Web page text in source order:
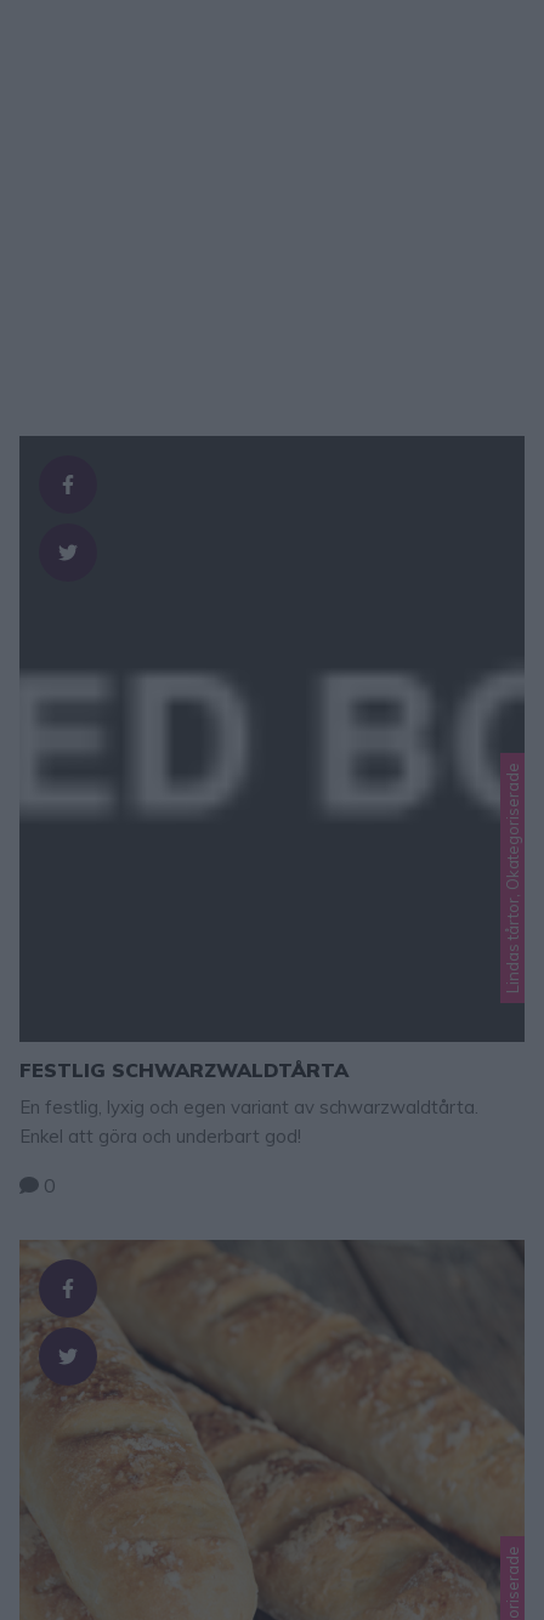
Lindas tårtor, Okategoriserade
FESTLIG SCHWARZWALDTÅRTA
En festlig, lyxig och egen variant av schwarzwaldtårta.
Enkel att göra och underbart god!
0